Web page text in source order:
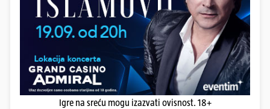
Igre na sreću mogu izazvati ovisnost. 18+